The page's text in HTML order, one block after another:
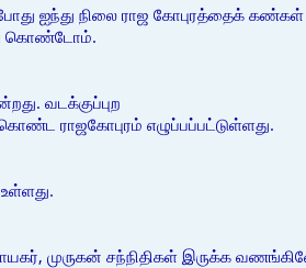
ஐந்து நிலை ராஜ கோபுரத்தைக்
கொண்டோம்.
வடக்குப்புற
கொண்ட ராஜகோபுரம் எழுப்பப்பட்டுள்ளது.
முருகன் சந்நிதிகள் இருக்க